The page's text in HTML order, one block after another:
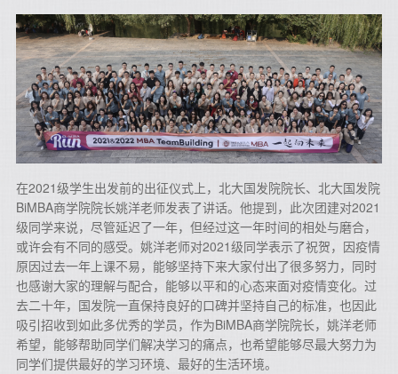
在2021级学生出发前的出征仪式上，北大国发院院长、北大国发院
BiMBA商学院院长姚洋老师发表了讲话。他提到，此次团建对2021
级同学来说，尽管延迟了一年，但经过这一年时间的相处与磨合，
或许会有不同的感受。姚洋老师对2021级同学表示了祝贺，因疫情
原因过去一年上课不易，能够坚持下来大家付出了很多努力，同时
也感谢大家的理解与配合，能够以平和的心态来面对疫情变化。过
去二十年，国发院一直保持良好的口碑并坚持自己的标准，也因此
吸引招收到如此多优秀的学员，作为BiMBA商学院院长，姚洋老师
希望，能够帮助同学们解决学习的痛点，也希望能够尽最大努力为
同学们提供最好的学习环境、最好的生活环境。